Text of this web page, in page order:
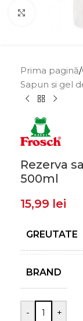
Prima pagină/
Sapun si gel
Rezerva
500ml
15,99 lei
GREUTATE
BRAND
- +